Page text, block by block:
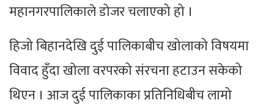
महानगरपालिकाले डोजर चलाएको हो ।
हिजो बिहानदेखि दुई पालिकाबीच खोलाको विषयमा
विवाद हुँदा खोला वरपरको संरचना हटाउन सकेको
थिएन । आज दुई पालिकाका प्रतिनिधिबीच लामो